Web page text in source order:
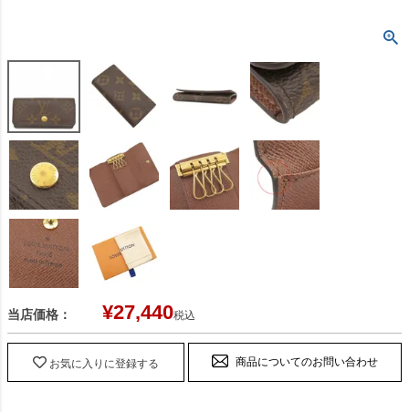
当店価格： ¥27,440税込
お気に入りに登録する 商品についてのお問い合わせ